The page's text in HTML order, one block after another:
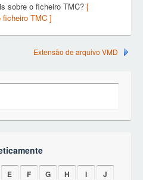
sobre o ficheiro TMC? [
ficheiro TMC ]
Extensão de arquivo VMD
E F G H I
J